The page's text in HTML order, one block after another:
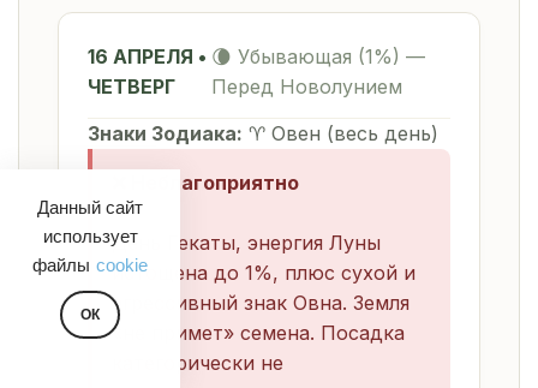
Данный сайт
использует
файлы cookie
ОК
16 АПРЕЛЯ •
ЧЕТВЕРГ
🌘 Убывающая (1%) —
Перед Новолунием
Знаки Зодиака: ♈ Овен (весь день)
❌ Неблагоприятно
День Гекаты, энергия Луны
истощена до 1%, плюс сухой и
агрессивный знак Овна. Земля
«не примет» семена. Посадка
категорически не